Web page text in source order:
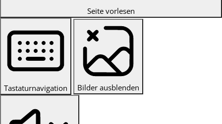
Seite vorlesen
Tastaturnavigation Bilder ausblenden